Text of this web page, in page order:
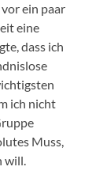
ein paar
eine
dass ich
ich nicht
Muss,
will.